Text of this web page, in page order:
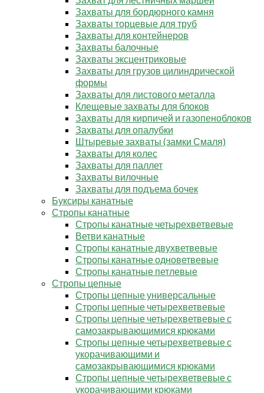
Захваты для бордюрного камня
Захваты торцевые для труб
Захваты для контейнеров
Захваты балочные
Захваты эксцентриковые
Захваты для грузов цилиндрической
формы
Захваты для листового металла
Клещевые захваты для блоков
Захваты для кирпичей и газопеноблоков
Захваты для опалубки
Штыревые захваты (замки Смаля)
Захваты для колес
Захваты для паллет
Захваты вилочные
Захваты для подъема бочек
Буксиры канатные
Стропы канатные
Стропы канатные четырехветвевые
Ветви канатные
Стропы канатные двухветвевые
Стропы канатные одноветвевые
Стропы канатные петлевые
Стропы цепные
Стропы цепные универсальные
Стропы цепные четырехветвевые
Стропы цепные четырехветвевые с
самозакрывающимися крюками
Стропы цепные четырехветвевые с
укорачивающими и
самозакрывающимися крюками
Стропы цепные четырехветвевые с
укорачивающими крюками